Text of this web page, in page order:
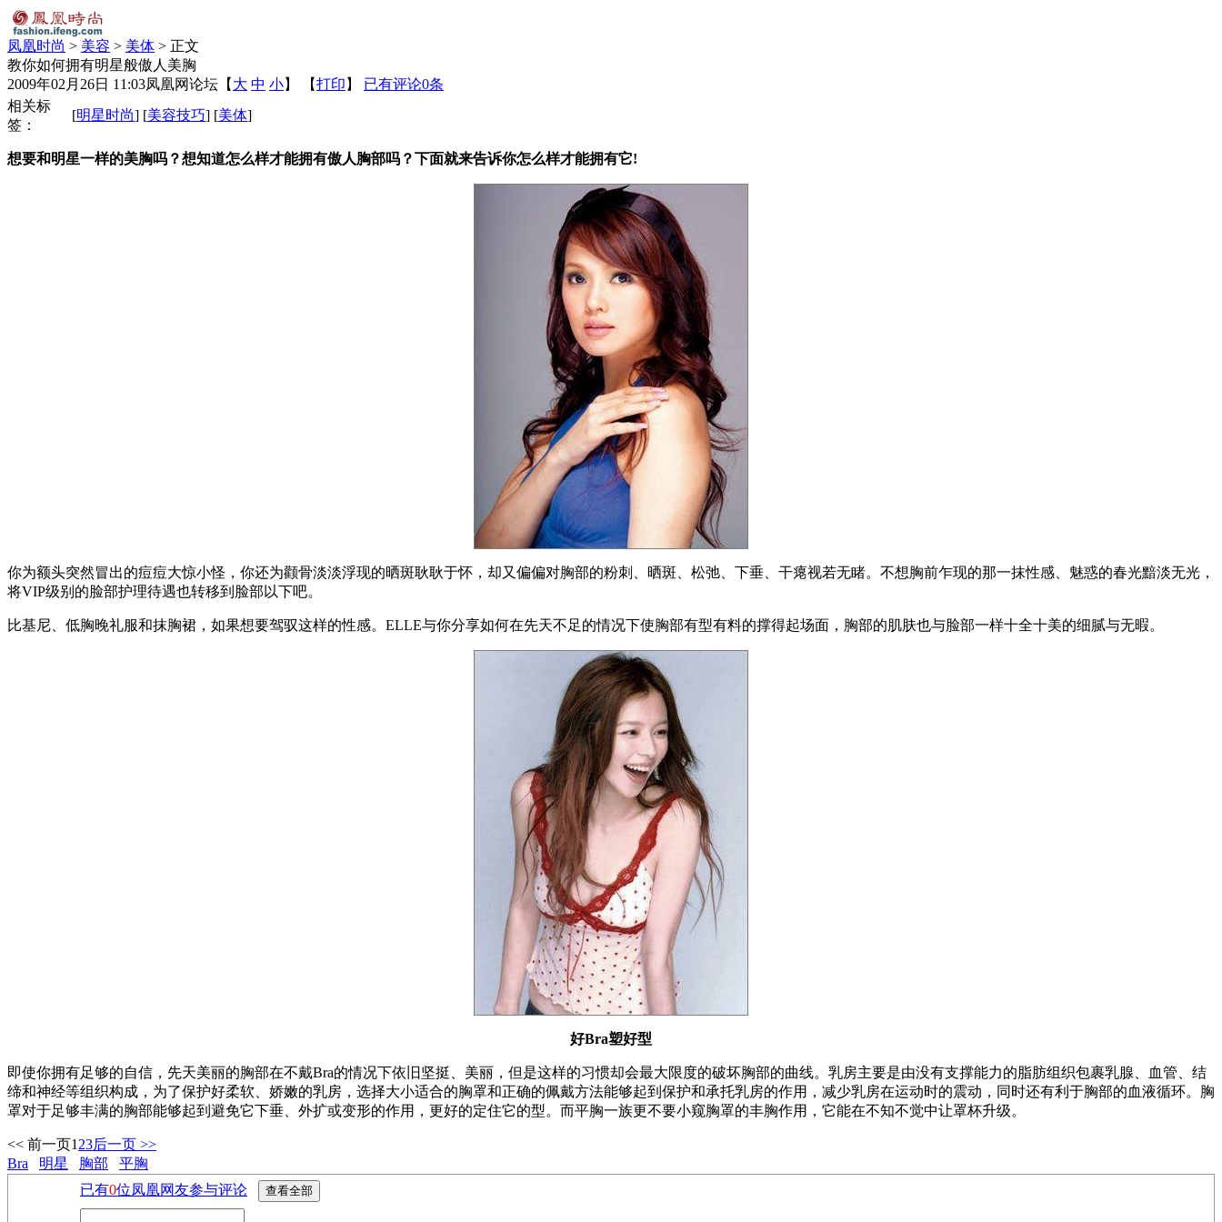
凤凰时尚 > 美容 > 美体 > 正文
教你如何拥有明星般傲人美胸
2009年02月26日 11:03凤凰网论坛 【 大 中 小】 【打印 】 已有评论0条
相关标
签：
[明星时尚] [美容技巧] [美体]
想要和明星一样的美胸吗？想知道怎么样才能拥有傲人胸部吗？下面就来告诉你怎么样才能拥有它!
你为额头突然冒出的痘痘大惊小怪，你还为颧骨淡淡浮现的晒斑耿耿于怀，却又偏偏对胸部的粉刺、晒斑、松弛、下垂、干瘪视若无睹。不想胸前乍现的那一抹性感、魅惑的春光黯淡无光，
将VIP级别的脸部护理待遇也转移到脸部以下吧。
比基尼、低胸晚礼服和抹胸裙，如果想要驾驭这样的性感。ELLE与你分享如何在先天不足的情况下使胸部有型有料的撑得起场面，胸部的肌肤也与脸部一样十全十美的细腻与无暇。
好Bra塑好型
即使你拥有足够的自信，先天美丽的胸部在不戴Bra的情况下依旧坚挺、美丽，但是这样的习惯却会最大限度的破坏胸部的曲线。乳房主要是由没有支撑能力的脂肪组织包裹乳腺、血管、结
缔和神经等组织构成，为了保护好柔软、娇嫩的乳房，选择大小适合的胸罩和正确的佩戴方法能够起到保护和承托乳房的作用，减少乳房在运动时的震动，同时还有利于胸部的血液循环。胸
罩对于足够丰满的胸部能够起到避免它下垂、外扩或变形的作用，更好的定住它的型。而平胸一族更不要小窥胸罩的丰胸作用，它能在不知不觉中让罩杯升级。
<< 前一页1 23后一页 >>
Bra
明星 胸部
平胸
已有0位凤凰网友参与评论